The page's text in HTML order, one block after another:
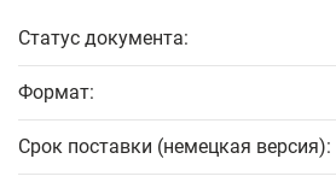
Статус документа:
Формат:
Срок поставки (немецкая версия):